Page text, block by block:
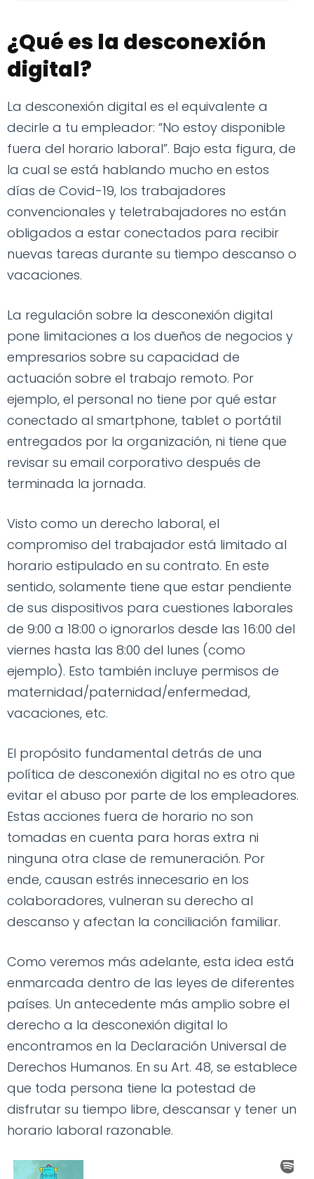
¿Qué es la desconexión
digital?
La desconexión digital es el equivalente a
decirle a tu empleador: “No estoy disponible
fuera del horario laboral”. Bajo esta figura, de
la cual se está hablando mucho en estos
días de Covid-19, los trabajadores
convencionales y teletrabajadores no están
obligados a estar conectados para recibir
nuevas tareas durante su tiempo descanso o
vacaciones.
La regulación sobre la desconexión digital
pone limitaciones a los dueños de negocios y
empresarios sobre su capacidad de
actuación sobre el trabajo remoto. Por
ejemplo, el personal no tiene por qué estar
conectado al smartphone, tablet o portátil
entregados por la organización, ni tiene que
revisar su email corporativo después de
terminada la jornada.
Visto como un derecho laboral, el
compromiso del trabajador está limitado al
horario estipulado en su contrato. En este
sentido, solamente tiene que estar pendiente
de sus dispositivos para cuestiones laborales
de 9:00 a 18:00 o ignorarlos desde las 16:00 del
viernes hasta las 8:00 del lunes (como
ejemplo). Esto también incluye permisos de
maternidad/paternidad/enfermedad,
vacaciones, etc.
El propósito fundamental detrás de una
política de desconexión digital no es otro que
evitar el abuso por parte de los empleadores.
Estas acciones fuera de horario no son
tomadas en cuenta para horas extra ni
ninguna otra clase de remuneración. Por
ende, causan estrés innecesario en los
colaboradores, vulneran su derecho al
descanso y afectan la conciliación familiar.
Como veremos más adelante, esta idea está
enmarcada dentro de las leyes de diferentes
países. Un antecedente más amplio sobre el
derecho a la desconexión digital lo
encontramos en la Declaración Universal de
Derechos Humanos. En su Art. 48, se establece
que toda persona tiene la potestad de
disfrutar su tiempo libre, descansar y tener un
horario laboral razonable.